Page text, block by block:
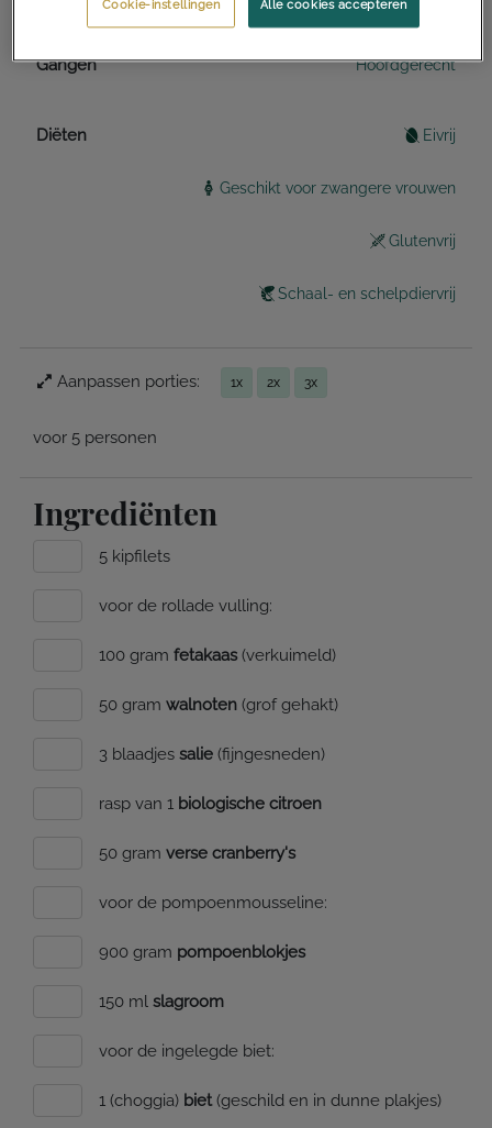
Gangen Hoofdgerecht
Diëten Eivrij
Geschikt voor zwangere vrouwen
Glutenvrij
Schaal- en schelpdiervrij
Aanpassen porties: 1x 2x 3x
voor 5 personen
Ingrediënten
5 kipfilets
voor de rollade vulling:
100 gram fetakaas(verkuimeld)
50 gram walnoten (grof gehakt)
3 blaadjes salie (fijngesneden)
rasp van 1 biologische citroen
50 gram verse cranberry's
voor de pompoenmousseline:
900 gram pompoenblokjes
150 ml slagroom
voor de ingelegde biet:
1 (choggia) biet(geschild en in dunne plakjes)
Alle cookies accepteren
Cookie-instellingen